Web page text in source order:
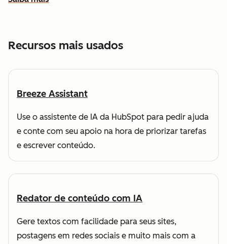
sobre como a HubSpot ajuda você a encontrar e
Recursos mais usados
Breeze Assistant
Use o assistente de IA da HubSpot para pedir ajuda
e conte com seu apoio na hora de priorizar tarefas
e escrever conteúdo.
Redator de conteúdo com IA
Gere textos com facilidade para seus sites,
postagens em redes sociais e muito mais com a